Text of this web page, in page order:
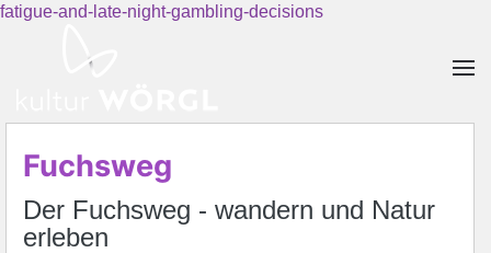
fatigue-and-late-night-gambling-decisions
Fuchsweg
Der Fuchsweg - wandern und Natur
erleben